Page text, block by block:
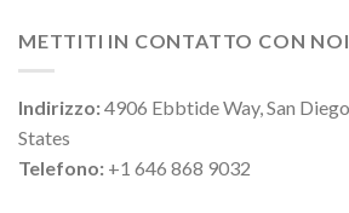
METTITI IN CONTATTO CON NOI
Indirizzo:4906 Ebbtide Way, San
States
Telefono: +1 646 868 9032